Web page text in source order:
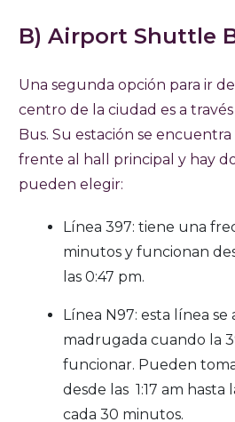
B) Airport Shuttle
Una segunda opción para ir
centro de la ciudad es a
Bus. Su estación se encuentra
frente al hall principal y hay
pueden elegir:
Línea 397: tiene una
minutos y funcionan
las 0:47 pm.
Línea N97: esta línea se
madrugada cuando la
funcionar. Pueden
desde las 1:17 am hasta
cada 30 minutos.